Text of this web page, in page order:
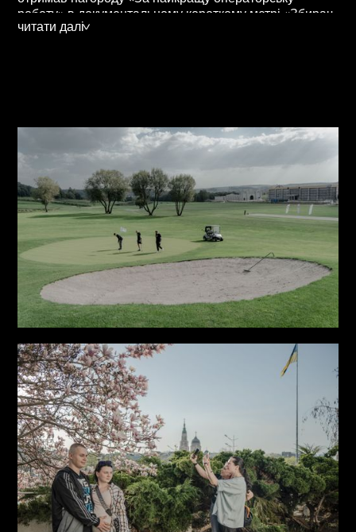
роботу» в документальному короткому метрі «Збирач
Конвалій» від Media Development Foundation.
читати далі>